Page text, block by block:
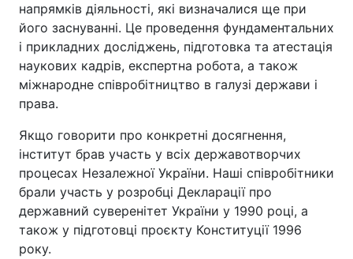
напрямків діяльності, які визначалися ще при
його заснуванні. Це проведення фундаментальних
і прикладних досліджень, підготовка та атестація
наукових кадрів, експертна робота, а також
міжнародне співробітництво в галузі держави і
права.
Якщо говорити про конкретні досягнення,
інститут брав участь у всіх державотворчих
процесах Незалежної України. Наші співробітники
брали участь у розробці Декларації про
державний суверенітет України у 1990 році, а
також у підготовці проєкту Конституції 1996
року.